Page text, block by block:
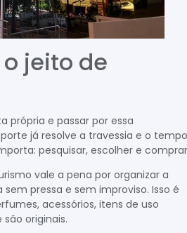
jeito de
própria e passar por essa
já resolve a travessia e o tempo
pesquisar, escolher e
vale a pena por organizar a
pressa e sem improviso. Isso é
acessórios, itens de uso
originais.